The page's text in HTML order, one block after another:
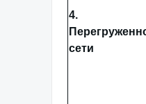
4.
сети